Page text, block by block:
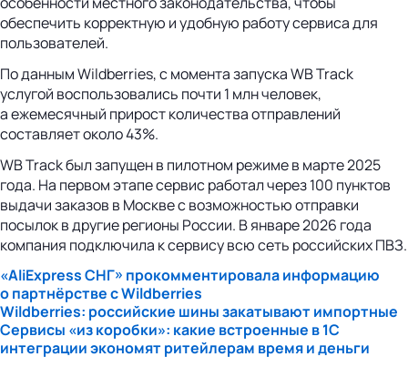
обеспечить корректную и удобную работу сервиса для
пользователей.
По данным Wildberries, с момента запуска WB Track
услугой воспользовались почти 1 млн человек,
а ежемесячный прирост количества отправлений
составляет около 43%.
WB Track был запущен в пилотном режиме в марте 2025
года. На первом этапе сервис работал через 100 пунктов
выдачи заказов в Москве с возможностью отправки
посылок в другие регионы России. В январе 2026 года
компания подключила к сервису всю сеть российских ПВЗ.
«AliExpress СНГ» прокомментировала информацию
о партнёрстве с Wildberries
Wildberries: российские шины закатывают импортные
Сервисы «из коробки»: какие встроенные в 1С
интеграции экономят ритейлерам время и деньги